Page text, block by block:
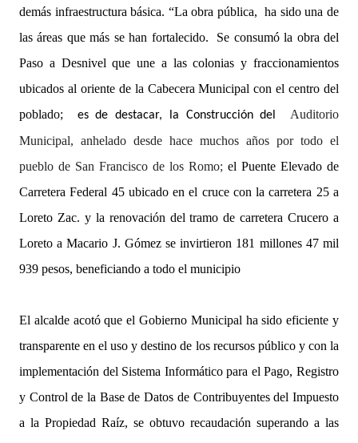
demás infraestructura básica. “La obra pública, ha sido una de
las áreas que más se han fortalecido. Se consumó la obra del
Paso a Desnivel que une a las colonias y fraccionamientos
ubicados al oriente de la Cabecera Municipal con el centro del
poblado; es de destacar, la Construcción del
Auditorio
Municipal, anhelado desde hace muchos años por todo el
pueblo de San Francisco de los Romo; el Puente Elevado de
Carretera Federal 45 ubicado en el cruce con la carretera 25 a
Loreto Zac. y la renovación del tramo de carretera Crucero a
Loreto a Macario J. Gómez se invirtieron 181 millones 47 mil
939 pesos, beneficiando a todo el municipio
El alcalde acotó que el Gobierno Municipal ha sido eficiente y
transparente en el uso y destino de los recursos público y con la
implementación del Sistema Informático para el Pago, Registro
y Control de la Base de Datos de Contribuyentes del Impuesto
a la Propiedad Raíz, se obtuvo recaudación superando a las